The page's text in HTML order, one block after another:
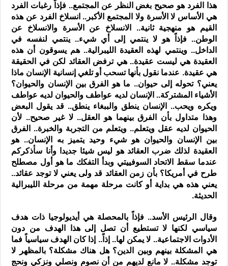
هذا الفرد هو صحيح بغض النظر عن المجتمع.. فإذاً رغبات الفرد
هي الأساس لا الأسرة ولا المجتمع الأكبر.. انسلاخ الفرد عن هذه
القيم هو منهجية ثانية.. الانسلاخ عن الأسرة والانسلاخ عن
الوطن.. فإذاً هو لا ينتمي إلى أي شيء.. ينتمي لنفسه في
الداخل.. وينتمي لهذه العقيدة الليبرالية.. هم يسوقون أن هذه
العقيدة هي ليست عقيدة.. هي ترفض العقائد لكن في الحقيقة
هي عقيدة. عندما نقول بأنها تسحب أو تلغي إنسانية الإنسان ماذا
يعني؟ تحوله إلى حيوان.. ما هو الفرق بين الإنسان والحيوان؟
الأشياء المشتركة.. الإنسان لديه عواطف والحيوان لديه عواطف
ويكره ويحب.. الإنسان ينطق والببغاء ينطق.. قد يقول البعض
وهذا متداول بأن الفرق بينهما هو العقل.. لا غير صحيح.. لأن
الحيوان لديه عقل ويتعلم.. ويتعلم من التجربة والخبرة.. الفرق
بين الإنسان والحيوان هو شيء وحيد يتميز به الإنسان.. هو
العقيدة لذلك ضرب العقائد هو ليس شيئا جديدا وأنا سأذكركم
عندما سقط الاتحاد السوفييتي وبدأ التفكك ما هو أول مصطلح
طرح في أمريكا؟ بأن زمن العقائد قد ولى يعني لا توجد عقائد..
يعني هذه هي بداية أو كانت مرحلة مهمة من مرحلة الليبرالية
الحديثة.
وقال الرئيس الأسد.. فإذاً بالمحصلة هي أيديولوجيا ذات هدف
سياسي لكنها لا تستطيع أن تصل إلى هذا الهدف من دون
الأدوات الاجتماعية.. لا يمكن لها.. إذاً.. إذا كان الهدف سياسياً فما
هي المشكلة بينهم وبين الدين؟ هل هناك مشكلة؟ بالمظهر لا
توجد مشكلة.. لا مانع لديهم من أن نصوم ونصلي ونزكي ونحج